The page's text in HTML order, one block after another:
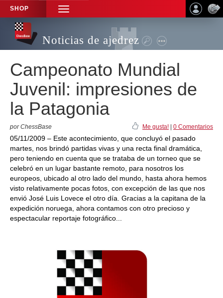
SHOP
TOGGLE
NAVIGATION
Noticias de ajedrez
Campeonato Mundial
Juvenil: impresiones de
la Patagonia
por ChessBase Me gusta! 0 Comentarios
05/11/2009 – Este acontecimiento, que concluyó el pasado
martes, nos brindó partidas vivas y una recta final dramática,
pero teniendo en cuenta que se trataba de un torneo que se
celebró en un lugar bastante remoto, para nosotros los
europeos, ubicado al otro lado del mundo, hasta ahora hemos
visto relativamente pocas fotos, con excepción de las que nos
envió José Luis Lovece el otro día. Gracias a la capitana de la
expedición noruega, ahora contamos con otro precioso y
espectacular reportaje fotográfico...